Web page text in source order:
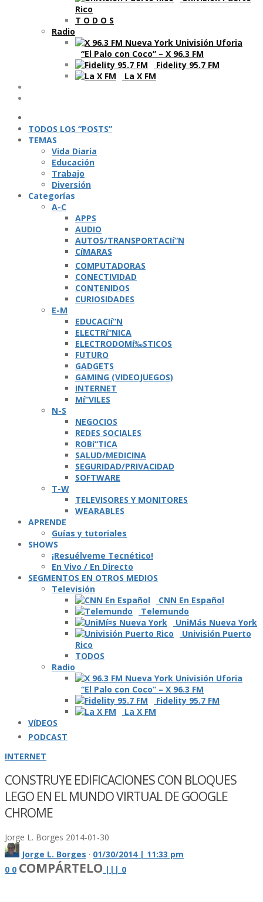
Rico
T O D O S
Radio
“El Palo con Coco” – X 96.3 FM
Fidelity 95.7 FM
La X FM
TODOS LOS “POSTS”
TEMAS
Vida Diaria
Educación
Trabajo
Diversión
Categorí­as
A-C
APPS
AUDIO
AUTOS/TRANSPORTACIí“N
CíMARAS
COMPUTADORAS
CONECTIVIDAD
CONTENIDOS
CURIOSIDADES
E-M
EDUCACIí“N
ELECTRí“NICA
ELECTRODOMí‰STICOS
FUTURO
GADGETS
GAMING (VIDEOJUEGOS)
INTERNET
Mí“VILES
N-S
NEGOCIOS
REDES SOCIALES
ROBí“TICA
SALUD/MEDICINA
SEGURIDAD/PRIVACIDAD
SOFTWARE
T-W
TELEVISORES Y MONITORES
WEARABLES
APRENDE
Guí­as y tutoriales
SHOWS
¡Resuélveme Tecnético!
En Vivo / En Directo
SEGMENTOS EN OTROS MEDIOS
Televisión
CNN En Español
Telemundo
UniMás Nueva York
Univisión Puerto
Rico
TODOS
Radio
“El Palo con Coco” – X 96.3 FM
Fidelity 95.7 FM
La X FM
VíDEOS
PODCAST
INTERNET
CONSTRUYE EDIFICACIONES CON BLOQUES
LEGO EN EL MUNDO VIRTUAL DE GOOGLE
CHROME
Jorge L. Borges 2014-01-30
Jorge L. Borges · 01/30/2014 | 11:33 pm
0 0 COMPÁRTELO | | | 0